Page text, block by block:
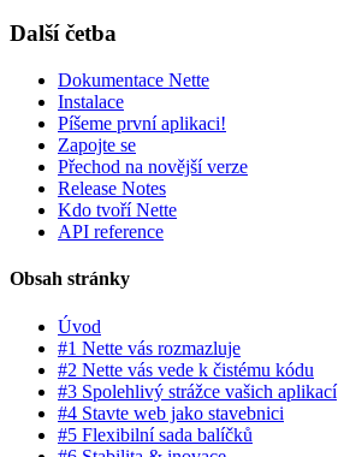
Další četba
Dokumentace Nette
Instalace
Píšeme první aplikaci!
Zapojte se
Přechod na novější verze
Release Notes
Kdo tvoří Nette
API reference
Obsah stránky
Úvod
#1 Nette vás rozmazluje
#2 Nette vás vede k čistému kódu
#3 Spolehlivý strážce vašich aplikací
#4 Stavte web jako stavebnici
#5 Flexibilní sada balíčků